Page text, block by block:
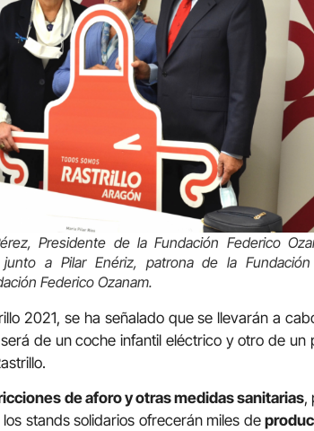
Presidente de la Fundación Federico
junto a Pilar Enériz, patrona de la
Federico Ozanam.
2021, se ha señalado que se llevarán a
de un coche infantil eléctrico y otro de
de aforo y otras medidas sanitarias,
stands solidarios ofrecerán miles de